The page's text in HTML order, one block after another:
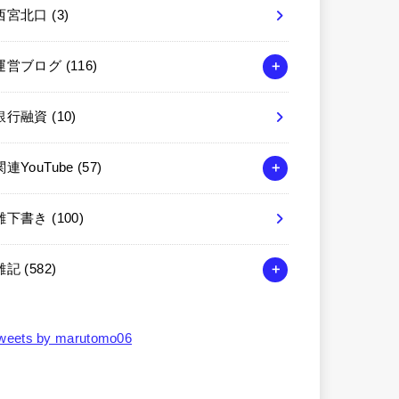
宮北口 (3)
営ブログ (116)
行融資 (10)
連YouTube (57)
下書き (100)
記 (582)
by marutomo06